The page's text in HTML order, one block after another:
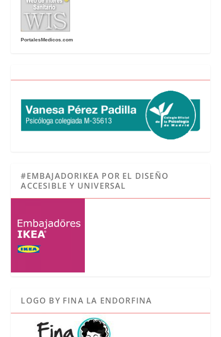
PortalesMedicos.com
#EMBAJADORIKEA POR EL DISEÑO
ACCESIBLE Y UNIVERSAL
LOGO BY FINA LA ENDORFINA